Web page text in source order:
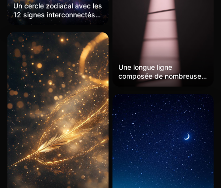
Un cercle zodiacal avec les
12 signes interconnectés
par de subtils lignes
dorées, sur fond d’un ciel
rempli de nébuleuses pour
un aspect cosmique et
mystique.
Une longue ligne
composée de nombreuses
empreintes légères roses,
une femme attrayante et
confiante marchant sur la
ligne des empreintes.
Surréalisme, style
minimaliste, art numérique,
fantaisie, thème sombre,
haute résolution, ultra-
détaillé, super réaliste,
photographie, lumière et
ombre, élégant, simple.